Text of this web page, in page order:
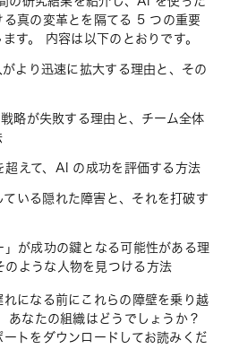
る真の変革とを隔てる 5 つの重要
す。 内容は以下のとおりです。
より迅速に拡大する理由と、その
略が失敗する理由と、チーム全体
超えて、AI の成功を評価する方法
ている隠れた障害と、それを打破す
」が成功の鍵となる可能性がある理
のような人物を見つける方法
になる前にこれらの障壁を乗り越
あなたの組織はどうでしょうか？
トをダウンロードしてお読みくだ